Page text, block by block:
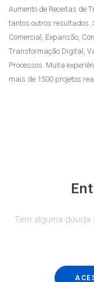
Aumento de Receitas de
tantos outros resultados.
Comercial, Expansão,
Transformação Digital,
Processos. Muita
mais de 1500 projetos
Tem alguma